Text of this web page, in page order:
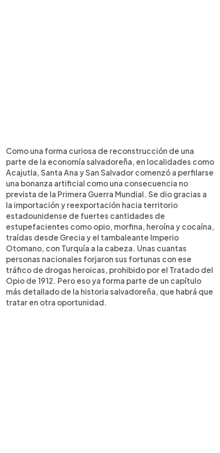
Como una forma curiosa de reconstrucción de una
parte de la economía salvadoreña, en localidades como
Acajutla, Santa Ana y San Salvador comenzó a perfilarse
una bonanza artificial como una consecuencia no
prevista de la Primera Guerra Mundial. Se dio gracias a
la importación y reexportación hacia territorio
estadounidense de fuertes cantidades de
estupefacientes como opio, morfina, heroína y cocaína,
traídas desde Grecia y el tambaleante Imperio
Otomano, con Turquía a la cabeza. Unas cuantas
personas nacionales forjaron sus fortunas con ese
tráfico de drogas heroicas, prohibido por el Tratado del
Opio de 1912. Pero eso ya forma parte de un capítulo
más detallado de la historia salvadoreña, que habrá que
tratar en otra oportunidad.